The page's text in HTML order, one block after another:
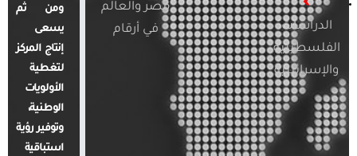
الدراسات
الفلسطينية
والإسرائيلية
مصر والعالم
في أرقام
ومن ثم
يسعى
إنتاج المركز
لتغطية
الأولويات
الوطنية،
وتوفير رؤية
استباقية